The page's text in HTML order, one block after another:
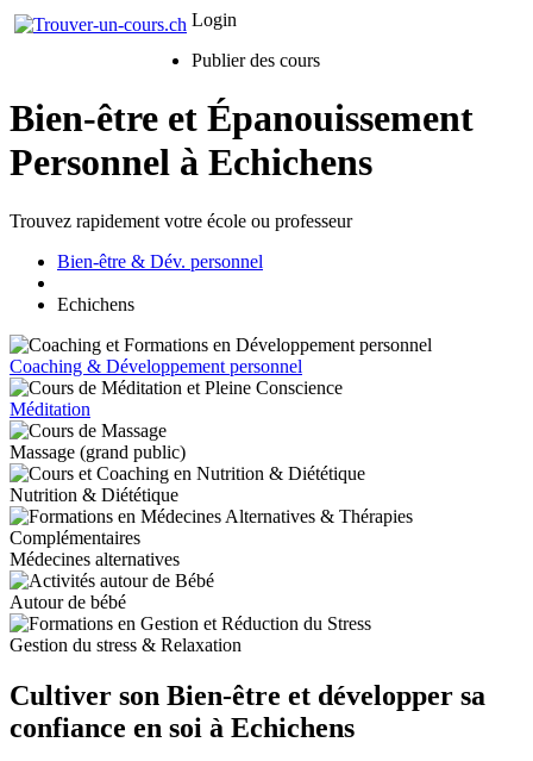
Login
Publier des cours
Bien-être et Épanouissement
Personnel à Echichens
Trouvez rapidement votre école ou professeur
Bien-être & Dév. personnel
Echichens
Coaching & Développement personnel
Méditation
Massage (grand public)
Nutrition & Diététique
Médecines alternatives
Autour de bébé
Gestion du stress & Relaxation
Cultiver son Bien-être et développer sa
confiance en soi à Echichens